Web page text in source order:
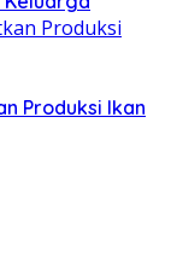
Produksi Ikan